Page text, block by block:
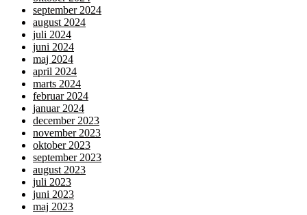
september 2024
august 2024
juli 2024
juni 2024
maj 2024
april 2024
marts 2024
februar 2024
januar 2024
december 2023
november 2023
oktober 2023
september 2023
august 2023
juli 2023
juni 2023
maj 2023